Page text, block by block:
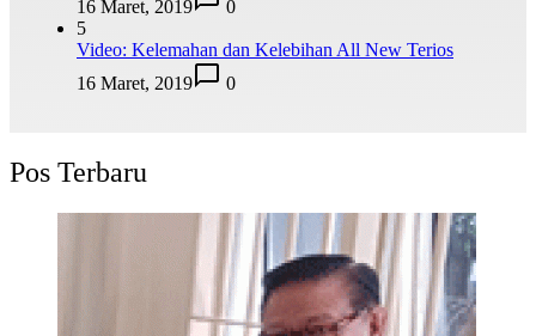
16 Maret, 2019
0
5
Video: Kelemahan dan Kelebihan All New Terios
16 Maret, 2019
0
Pos Terbaru